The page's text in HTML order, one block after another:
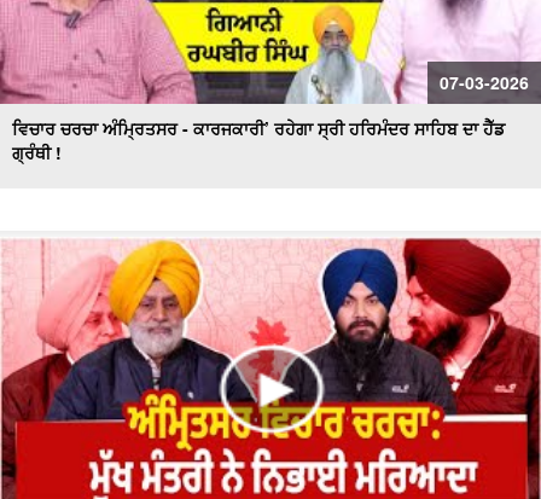
07-03-2026
ਵਿਚਾਰ ਚਰਚਾ ਅੰਮ੍ਰਿਤਸਰ - ਕਾਰਜਕਾਰੀ’ ਰਹੇਗਾ ਸ੍ਰੀ ਹਰਿਮੰਦਰ ਸਾਹਿਬ ਦਾ ਹੈੱਡ
ਗ੍ਰੰਥੀ !